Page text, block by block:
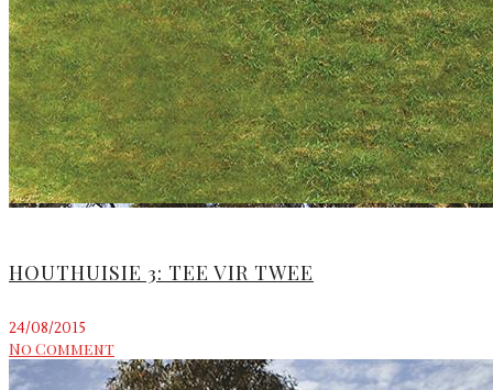
HOUTHUISIE 3: TEE VIR TWEE
24/08/2015
No Comment